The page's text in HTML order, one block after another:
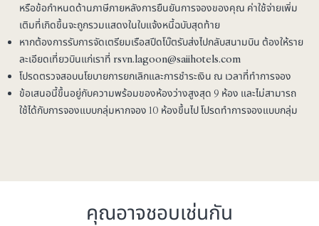
หรือข้อกำหนดด้านภาษีภายหลังการยืนยันการจองของคุณ ค่าใช้จ่ายเพิ่ม
เติมที่เกิดขึ้นจะถูกรวมแสดงในใบแจ้งหนี้ฉบับสุดท้าย
หากต้องการรับการจัดเตรียมเรือสปีดโบ๊ตรับส่งไปกลับสนามบิน ต้องให้ราย
ละเอียดเที่ยวบินแก่เราที่ rsvn.lagoon@saiihotels.com
โปรดตรวจสอบนโยบายการยกเลิกและการชำระเงิน ณ เวลาที่ทำการจอง
ข้อเสนอนี้ขึ้นอยู่กับความพร้อมของห้องว่างสูงสุด 9 ห้อง และไม่สามารถ
ใช้ได้กับการจองแบบกลุ่มหากจอง 10 ห้องขึ้นไป โปรดทำการจองแบบกลุ่ม
คุณอาจชอบเช่นกัน